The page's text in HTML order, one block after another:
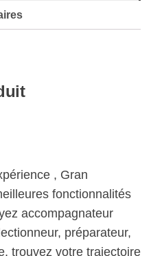
, Gran
fonctionnalités
accompagnateur
préparateur,
trouvez votre trajectoire